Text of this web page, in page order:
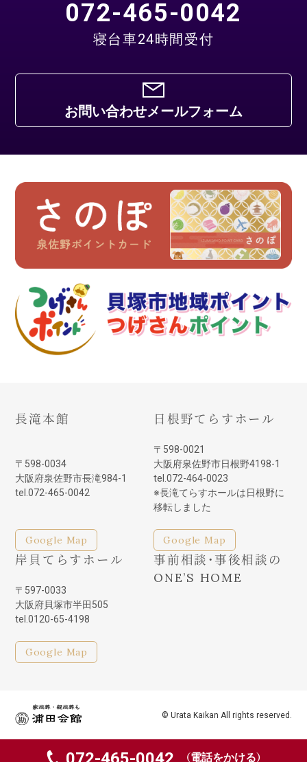
072-465-0042
寝台車24時間受付
お問い合わせメールフォーム
長滝本館
〒598-0034
大阪府泉佐野市長滝984-1
tel.072-465-0042
Google Map
日根野てらすホール
〒598-0021
大阪府泉佐野市日根野4198-1
tel.072-464-0023
※長滝てらすホールは日根野に
移転しました
Google Map
岸貝てらすホール
〒597-0033
大阪府貝塚市半田505
tel.0120-65-4198
Google Map
事前相談・事後相談の
ONE’S HOME
家族葬・親族葬も浦田会館© Urata Kaikan All rights reserved.
（電話をかける）